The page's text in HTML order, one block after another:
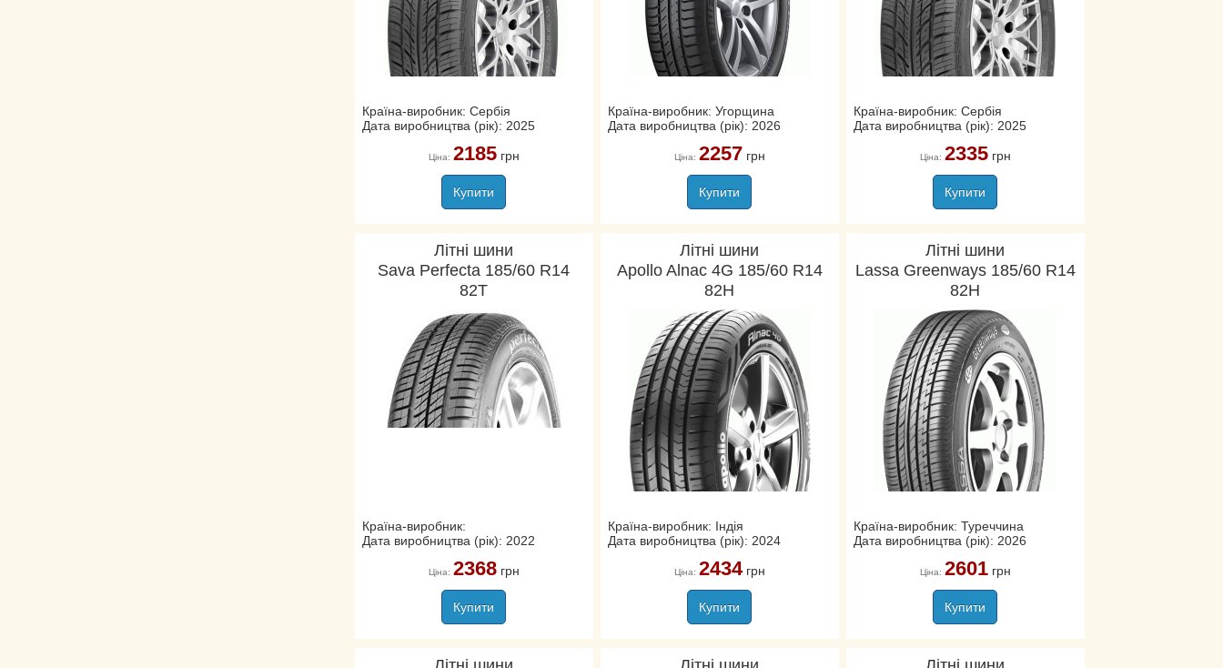
Країна-виробник: Сербія
Дата виробництва (рік): 2025
Ціна: 2185грн
Купити
Країна-виробник: Угорщина
Дата виробництва (рік): 2026
Ціна: 2257грн
Купити
Країна-виробник: Сербія
Дата виробництва (рік): 2025
Ціна: 2335грн
Купити
Літні шини
Sava Perfecta 185/60 R14
82T
Країна-виробник:
Дата виробництва (рік): 2022
Ціна: 2368грн
Купити
Літні шини
Apollo Alnac 4G 185/60 R14
82H
Країна-виробник: Індія
Дата виробництва (рік): 2024
Ціна: 2434грн
Купити
Літні шини
Lassa Greenways 185/60 R14
82H
Країна-виробник: Туреччина
Дата виробництва (рік): 2026
Ціна: 2601грн
Купити